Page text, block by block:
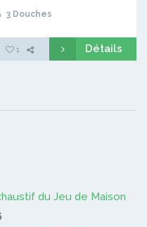
3 Douches
1 Détails
du Jeu de Maison